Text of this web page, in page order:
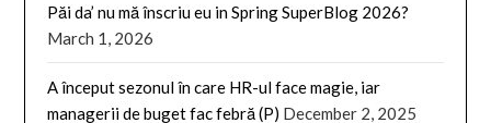
Păi da’ nu mă înscriu eu in Spring SuperBlog 2026?
March 1, 2026
A început sezonul în care HR-ul face magie, iar
managerii de buget fac febră (P) December 2, 2025